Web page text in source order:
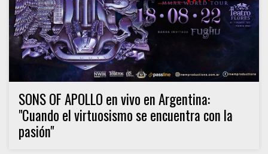
SONS OF APOLLO en vivo en Argentina:
"Cuando el virtuosismo se encuentra con la
pasión"